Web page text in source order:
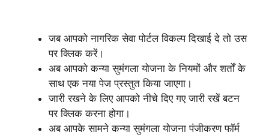
जब आपको नागरिक सेवा पोर्टल विकल्प दिखाई दे तो उस
पर क्लिक करें।
अब आपको कन्या सुमंगला योजना के नियमों और शर्तों के
साथ एक नया पेज प्रस्तुत किया जाएगा।
जारी रखने के लिए आपको नीचे दिए गए जारी रखें बटन
पर क्लिक करना होगा।
अब आपके सामने कन्या सुमंगला योजना पंजीकरण फॉर्म